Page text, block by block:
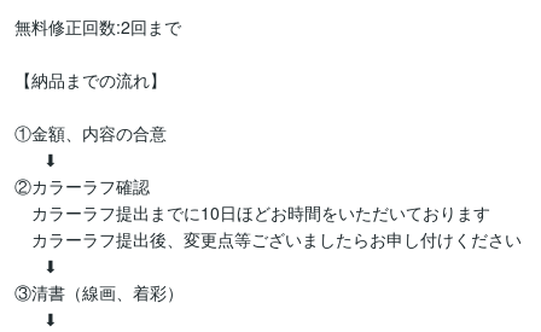
無料修正回数:2回まで
【納品までの流れ】
①金額、内容の合意
②カラーラフ確認
カラーラフ提出までに10日ほどお時間をいただいております
カラーラフ提出後、変更点等ございましたらお申し付けください
③清書（線画、着彩）